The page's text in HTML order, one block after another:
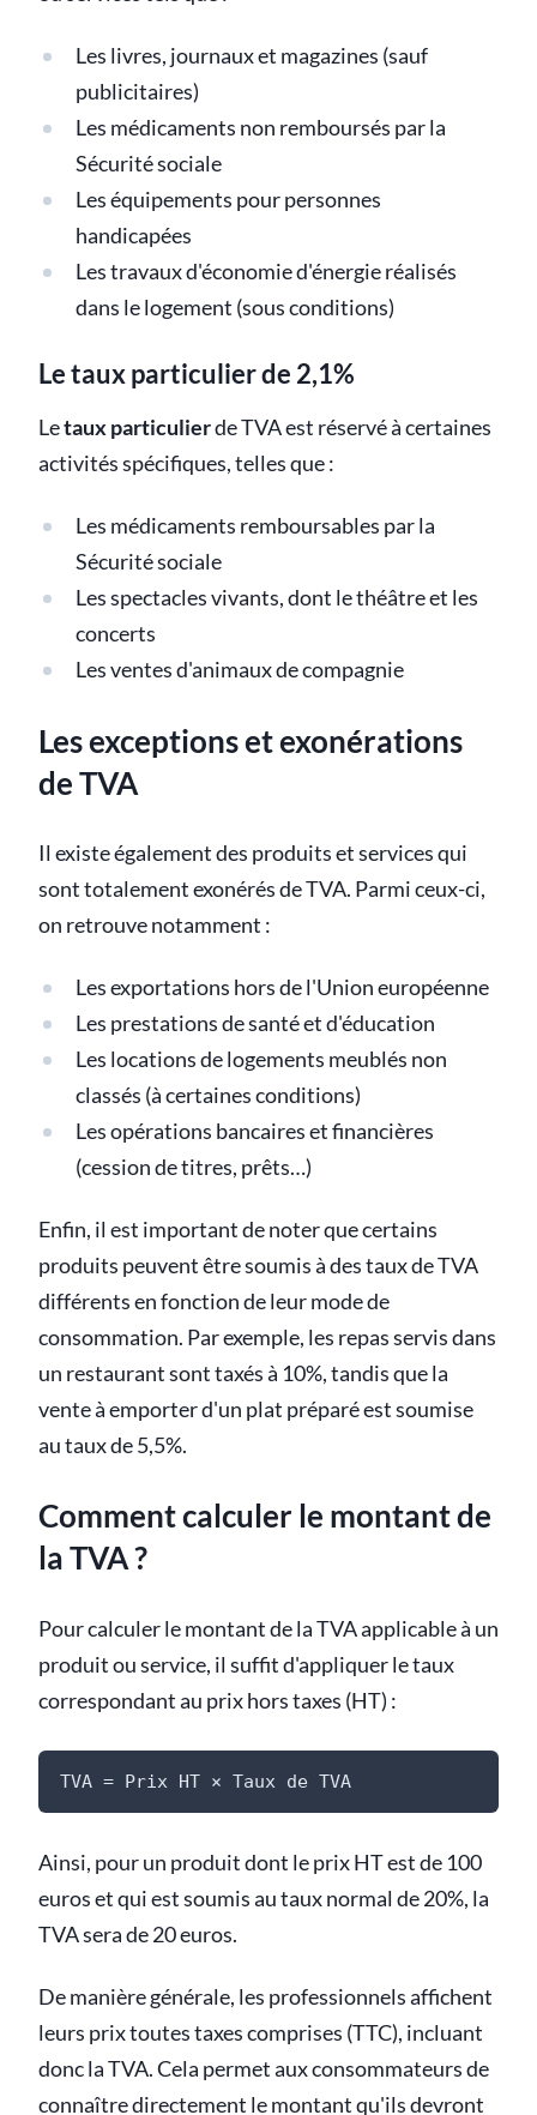
Les livres, journaux et magazines (sauf
publicitaires)
Les médicaments non remboursés par la
Sécurité sociale
Les équipements pour personnes
handicapées
Les travaux d'économie d'énergie réalisés
dans le logement (sous conditions)
Le taux particulier de 2,1%
Letaux particulierde TVA est réservé à certaines
activités spécifiques, telles que :
Les médicaments remboursables par la
Sécurité sociale
Les spectacles vivants, dont le théâtre et les
concerts
Les ventes d'animaux de compagnie
Les exceptions et exonérations
de TVA
Il existe également des produits et services qui
sont totalement exonérés de TVA. Parmi ceux-ci,
on retrouve notamment :
Les exportations hors de l'Union européenne
Les prestations de santé et d'éducation
Les locations de logements meublés non
classés (à certaines conditions)
Les opérations bancaires et financières
(cession de titres, prêts…)
Enfin, il est important de noter que certains
produits peuvent être soumis à des taux de TVA
différents en fonction de leur mode de
consommation. Par exemple, les repas servis dans
un restaurant sont taxés à 10%, tandis que la
vente à emporter d'un plat préparé est soumise
au taux de 5,5%.
Comment calculer le montant de
la TVA ?
Pour calculer le montant de la TVA applicable à un
produit ou service, il suffit d'appliquer le taux
correspondant au prix hors taxes (HT) :
TVA = Prix HT × Taux de TVA
Ainsi, pour un produit dont le prix HT est de 100
euros et qui est soumis au taux normal de 20%, la
TVA sera de 20 euros.
De manière générale, les professionnels affichent
leurs prix toutes taxes comprises (TTC), incluant
donc la TVA. Cela permet aux consommateurs de
connaître directement le montant qu'ils devront